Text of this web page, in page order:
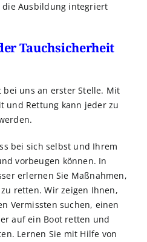
Ausbildung integriert
Tauchsicherheit
bei uns an erster Stelle. Mit
und Rettung kann jeder zu
bei sich selbst und Ihrem
vorbeugen können. In
erlernen Sie Maßnahmen,
retten. Wir zeigen Ihnen,
Vermissten suchen, einen
auf ein Boot retten und
Lernen Sie mit Hilfe von